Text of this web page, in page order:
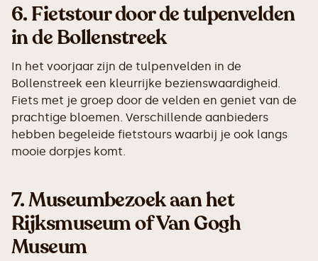
6.Fietstour door de tulpenvelden
in de Bollenstreek
In het voorjaar zijn de tulpenvelden in de
Bollenstreek een kleurrijke bezienswaardigheid.
Fiets met je groep door de velden en geniet van de
prachtige bloemen. Verschillende aanbieders
hebben begeleide fietstours waarbij je ook langs
mooie dorpjes komt.
7.Museumbezoek aan het
Rijksmuseum of Van Gogh
Museum